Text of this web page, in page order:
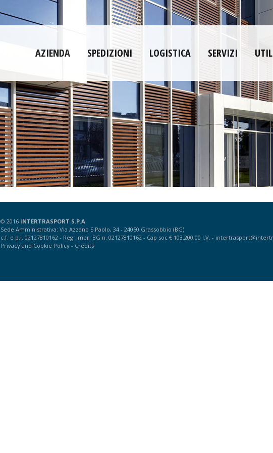
AZIENDA SPEDIZIONI LOGISTICA SERVIZI
© 2016 INTERTRASPORT S.P.A
Sede Amministrativa: Via Azzano S.Paolo, 34 - 24050 Grassobbio (BG)
c.f. e p.i. 02127810162 - Reg. Impr. BG n. 02127810162 - Cap soc € 103.200,00 I.V. -
Privacy and Cookie Policy - Credits